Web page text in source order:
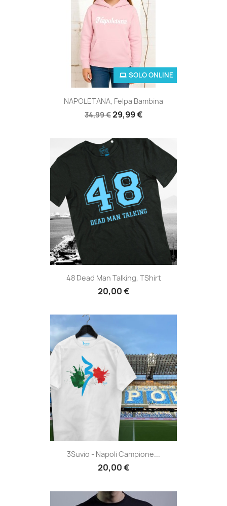
NAPOLETANA, Felpa Bambina
34,99 €29,99 €
SOLO ONLINE
48 Dead Man Talking, TShirt
20,00 €
3Suvio - Napoli Campione...
20,00 €